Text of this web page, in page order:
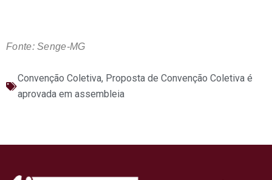
Fonte: Senge-MG
Convenção Coletiva, Proposta de Convenção Coletiva é
aprovada em assembleia